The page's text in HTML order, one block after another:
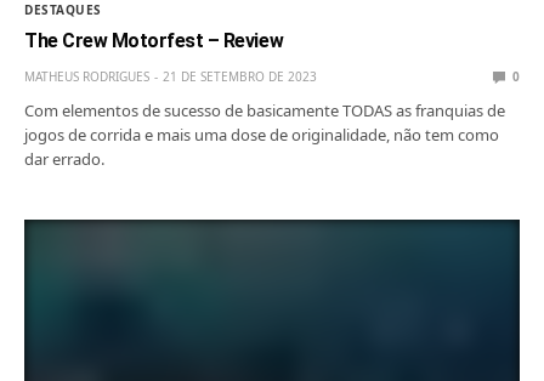
DESTAQUES
The Crew Motorfest – Review
MATHEUS RODRIGUES 21 DE SETEMBRO DE 2023 0
Com elementos de sucesso de basicamente TODAS as franquias de
jogos de corrida e mais uma dose de originalidade, não tem como
dar errado.